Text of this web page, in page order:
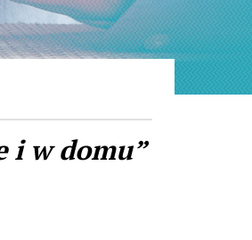
i w domu”